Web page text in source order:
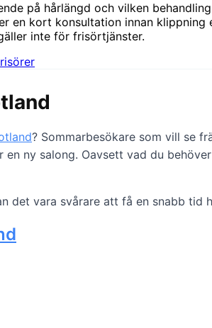
på hårlängd och vilken
en kort konsultation innan klippning
inte för frisörtjänster.
? Sommarbesökare som vill se
en ny salong. Oavsett vad du
det vara svårare att få en snabb